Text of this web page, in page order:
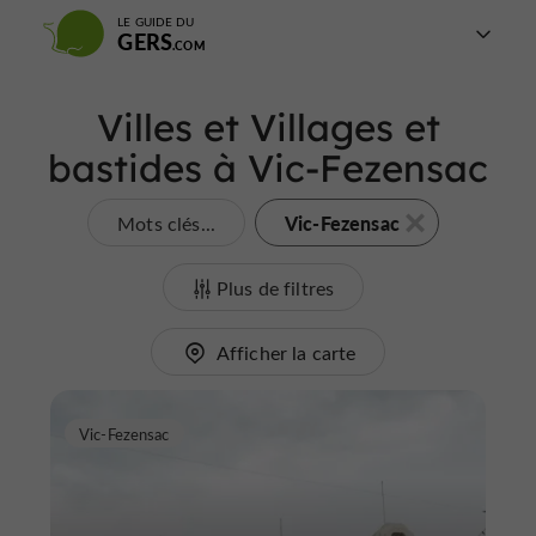
LE GUIDE DU
GERS
Villes et Villages et
bastides à Vic-Fezensac
Mots clés... Vic-Fezensac
Plus de filtres
Afficher la carte
Vic-Fezensac